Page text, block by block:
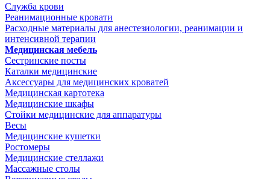
Служба крови
Реанимационные кровати
Расходные материалы для анестезиологии, реанимации и
интенсивной терапии
Медицинская мебель
Сестринские посты
Каталки медицинские
Аксессуары для медицинских кроватей
Медицинская картотека
Медицинские шкафы
Стойки медицинские для аппаратуры
Весы
Медицинские кушетки
Ростомеры
Медицинские стеллажи
Массажные столы